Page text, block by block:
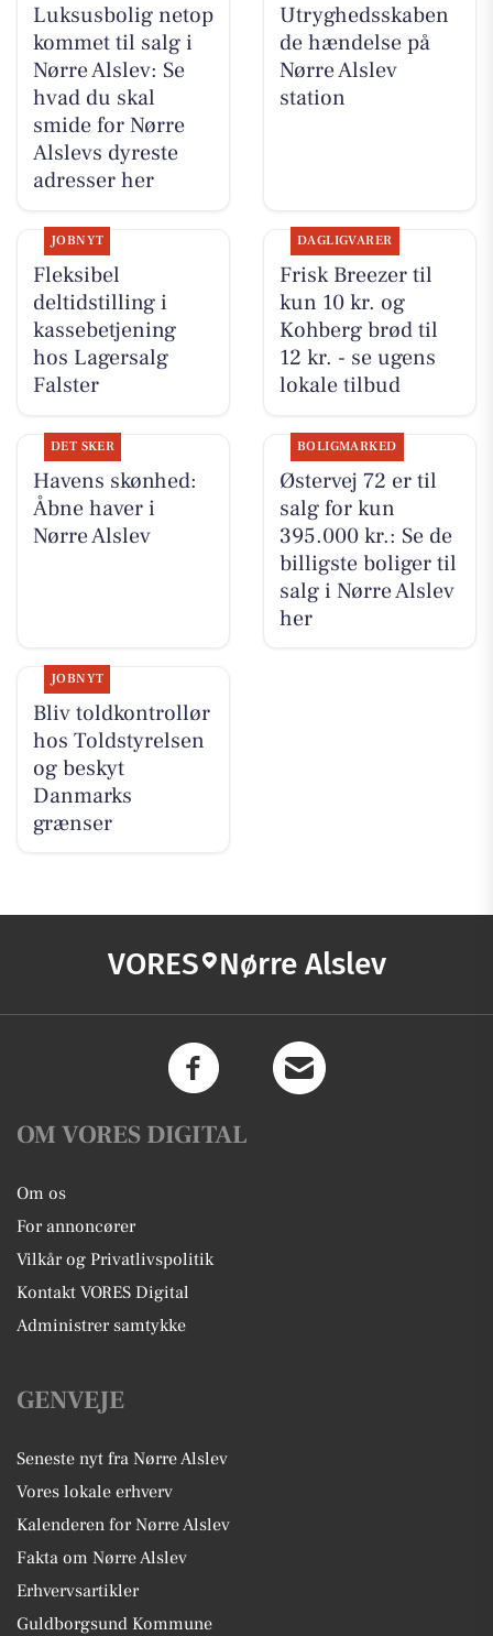
Luksusbolig netop
kommet til salg i
Nørre Alslev: Se
hvad du skal
smide for Nørre
Alslevs dyreste
adresser her
Utryghedsskaben
de hændelse på
Nørre Alslev
station
JOBNYT
Fleksibel
deltidstilling i
kassebetjening
hos Lagersalg
Falster
DAGLIGVARER
Frisk Breezer til
kun 10 kr. og
Kohberg brød til
12 kr. - se ugens
lokale tilbud
DET SKER
Havens skønhed:
Åbne haver i
Nørre Alslev
BOLIGMARKED
Østervej 72 er til
salg for kun
395.000 kr.: Se de
billigste boliger til
salg i Nørre Alslev
her
JOBNYT
Bliv toldkontrollør
hos Toldstyrelsen
og beskyt
Danmarks
grænser
VORES Nørre Alslev
OM VORES DIGITAL
Om os
For annoncører
Vilkår og Privatlivspolitik
Kontakt VORES Digital
Administrer samtykke
GENVEJE
Seneste nyt fra Nørre Alslev
Vores lokale erhverv
Kalenderen for Nørre Alslev
Fakta om Nørre Alslev
Erhvervsartikler
Guldborgsund Kommune